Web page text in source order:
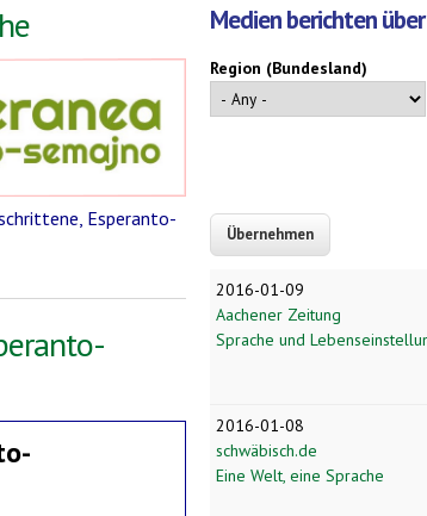
Esperanto-
Medien berichten
Region (Bundesland)
2016-01-09
Aachener Zeitung
Sprache und
2016-01-08
schwäbisch.de
Eine Welt, eine Sprache